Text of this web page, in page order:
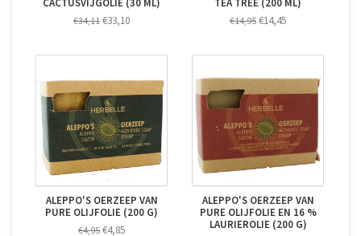
CACTUSVIJGOLIE (30 ML)
€34,11 €33,10
TEA TREE (200 ML)
€14,95 €14,45
ALEPPO'S OERZEEP VAN
PURE OLIJFOLIE (200 G)
€4,95 €4,85
ALEPPO'S OERZEEP VAN
PURE OLIJFOLIE EN 16 %
LAURIEROLIE (200 G)